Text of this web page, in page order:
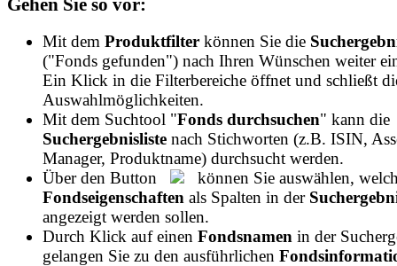
Gehen Sie so vor:
Mit dem Produktfilter können Sie die
("Fonds gefunden") nach Ihren Wünschen weiter
Ein Klick in die Filterbereiche öffnet und schließt
Auswahlmöglichkeiten.
Mit dem Suchtool "Fonds durchsuchen" kann die
Suchergebnisliste nach Stichworten (z.B. ISIN,
Manager, Produktname) durchsucht werden.
Über den Button
können Sie auswählen,
Fondseigenschaften als Spalten in der
angezeigt werden sollen.
Durch Klick auf einen Fondsnamen in der
gelangen Sie zu den ausführlichen